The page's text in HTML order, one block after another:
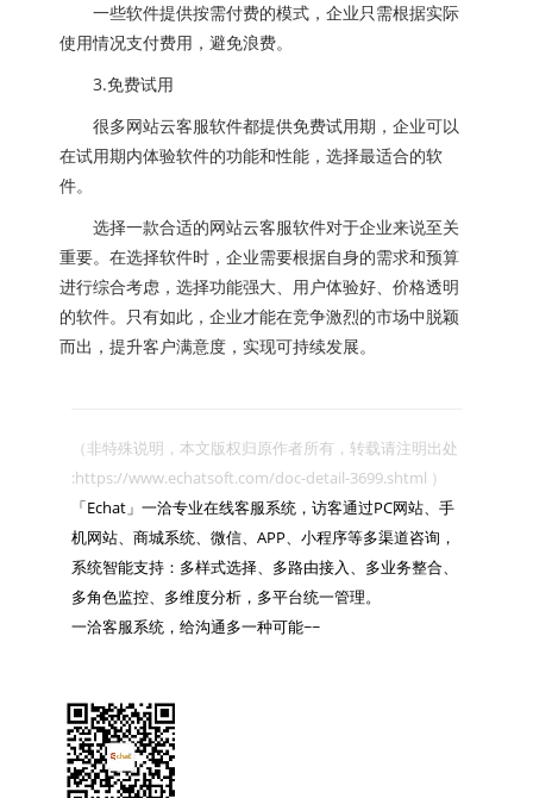
一些软件提供按需付费的模式，企业只需根据实际
使用情况支付费用，避免浪费。
3.免费试用
很多网站云客服软件都提供免费试用期，企业可以
在试用期内体验软件的功能和性能，选择最适合的软
件。
选择一款合适的网站云客服软件对于企业来说至关
重要。在选择软件时，企业需要根据自身的需求和预算
进行综合考虑，选择功能强大、用户体验好、价格透明
的软件。只有如此，企业才能在竞争激烈的市场中脱颖
而出，提升客户满意度，实现可持续发展。
（非特殊说明，本文版权归原作者所有，转载请注明出处
:https://www.echatsoft.com/doc-detail-3699.shtml ）
「Echat」一洽专业在线客服系统，访客通过PC网站、手
机网站、商城系统、微信、APP、小程序等多渠道咨询，
系统智能支持：多样式选择、多路由接入、多业务整合、
多角色监控、多维度分析，多平台统一管理。
一洽客服系统，给沟通多一种可能~~